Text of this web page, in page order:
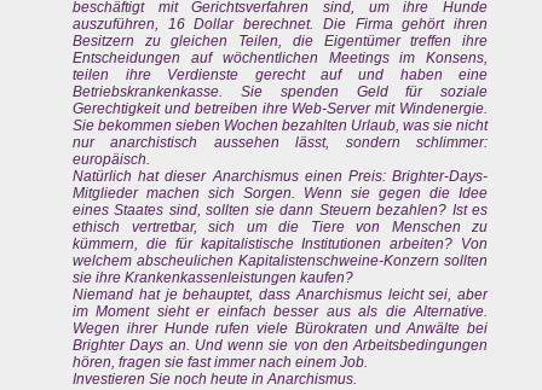
beschäftigt mit Gerichtsverfahren sind, um ihre Hunde
auszuführen, 16 Dollar berechnet. Die Firma gehört ihren
Besitzern zu gleichen Teilen, die Eigentümer treffen ihre
Entscheidungen auf wöchentlichen Meetings im Konsens,
teilen ihre Verdienste gerecht auf und haben eine
Betriebskrankenkasse. Sie spenden Geld für soziale
Gerechtigkeit und betreiben ihre Web-Server mit Windenergie.
Sie bekommen sieben Wochen bezahlten Urlaub, was sie nicht
nur anarchistisch aussehen lässt, sondern schlimmer:
europäisch.
Natürlich hat dieser Anarchismus einen Preis: Brighter-Days-
Mitglieder machen sich Sorgen. Wenn sie gegen die Idee
eines Staates sind, sollten sie dann Steuern bezahlen? Ist es
ethisch vertretbar, sich um die Tiere von Menschen zu
kümmern, die für kapitalistische Institutionen arbeiten? Von
welchem abscheulichen Kapitalistenschweine-Konzern sollten
sie ihre Krankenkassenleistungen kaufen?
Niemand hat je behauptet, dass Anarchismus leicht sei, aber
im Moment sieht er einfach besser aus als die Alternative.
Wegen ihrer Hunde rufen viele Bürokraten und Anwälte bei
Brighter Days an. Und wenn sie von den Arbeitsbedingungen
hören, fragen sie fast immer nach einem Job.
Investieren Sie noch heute in Anarchismus.